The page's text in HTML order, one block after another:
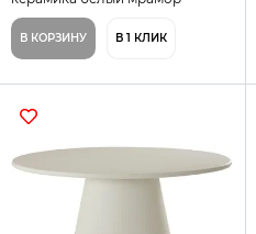
В КОРЗИНУ В 1 КЛИК